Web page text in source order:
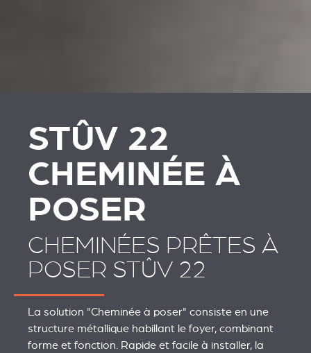
STÛV 22
CHEMINÉE À
POSER
CHEMINÉES PRÊTES À
POSER STÛV 22
La solution "Cheminée à poser" consiste en une
structure métallique habillant le foyer, combinant
forme et fonction. Rapide et facile à installer, la
STÛV 22